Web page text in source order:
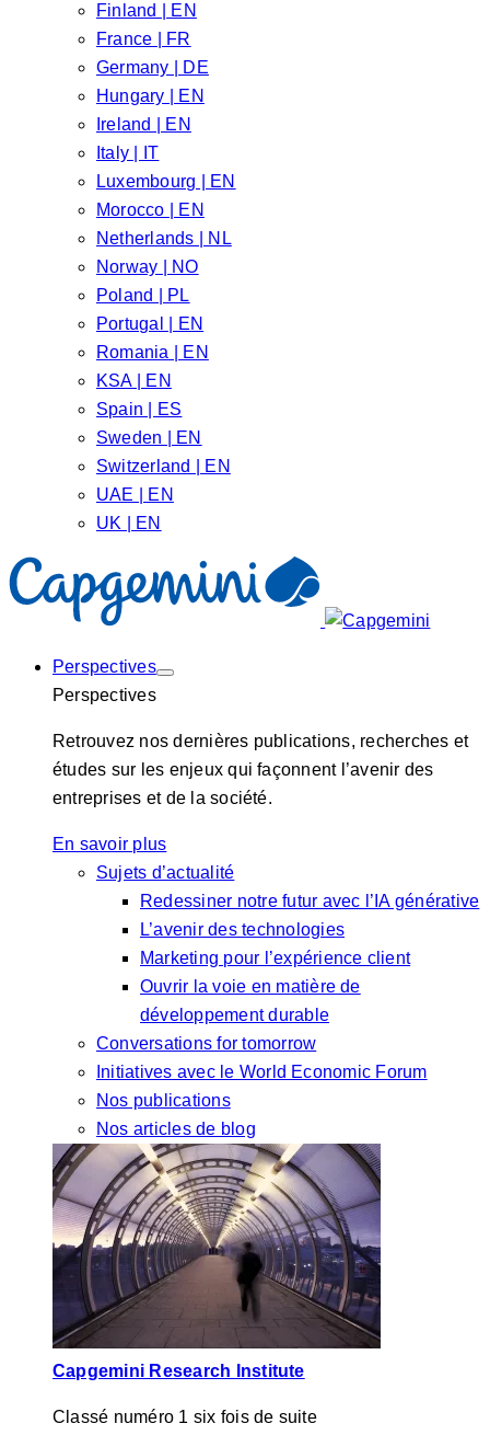
Finland | EN
France | FR
Germany | DE
Hungary | EN
Ireland | EN
Italy | IT
Luxembourg | EN
Morocco | EN
Netherlands | NL
Norway | NO
Poland | PL
Portugal | EN
Romania | EN
KSA | EN
Spain | ES
Sweden | EN
Switzerland | EN
UAE | EN
UK | EN
Perspectives
Perspectives
Retrouvez nos dernières publications, recherches et
études sur les enjeux qui façonnent l’avenir des
entreprises et de la société.
En savoir plus
Sujets d’actualité
Redessiner notre futur avec l’IA générative
L’avenir des technologies
Marketing pour l’expérience client
Ouvrir la voie en matière de
développement durable
Conversations for tomorrow
Initiatives avec le World Economic Forum
Nos publications
Nos articles de blog
Capgemini Research Institute
Classé numéro 1 six fois de suite